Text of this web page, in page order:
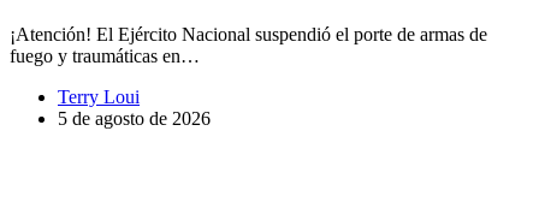
¡Atención! El Ejército Nacional suspendió el porte de armas de
fuego y traumáticas en…
Terry Loui
5 de agosto de 2026